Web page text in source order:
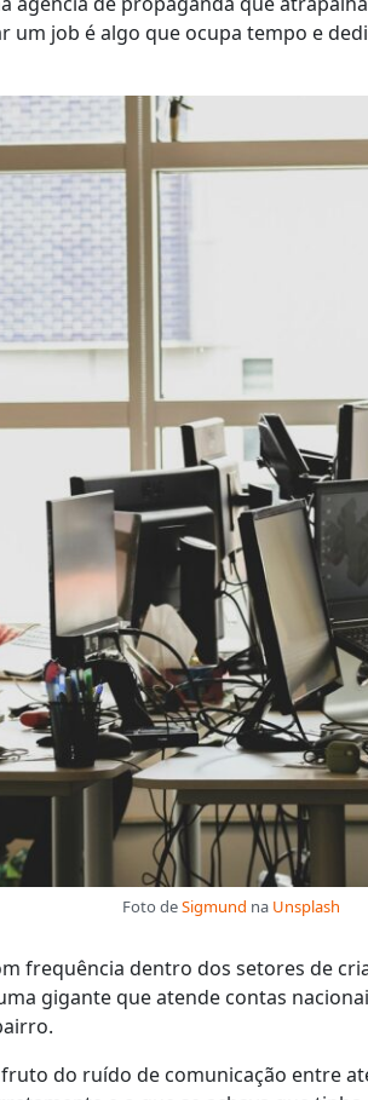
job é algo que ocupa tempo e
Foto deSigmund na Unsplash
frequência dentro dos setores de
gigante que atende contas
do ruído de comunicação entre